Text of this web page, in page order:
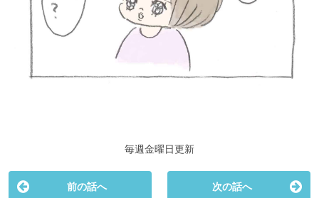
毎週金曜日更新
前の話へ 次の話へ